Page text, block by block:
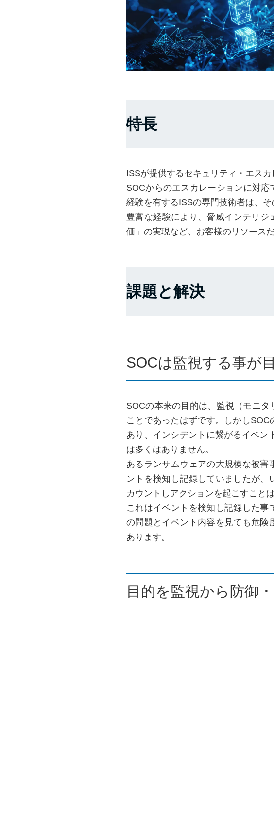
特長
ISSが提供するセキュリティ・エス
SOCからのエスカレーションに対
経験を有するISSの専門技術者は、
豊富な経験により、脅威インテリ
価」の実現など、お客様のリソース
課題と解決
SOCは監視する事が
SOCの本来の目的は、監視（モニ
ことであったはずです。しかし
あり、インシデントに繋がるイベン
は多くはありません。
あるランサムウェアの大規模な被
ントを検知し記録していましたが、
カウントしアクションを起こすこと
これはイベントを検知し記録した
の問題とイベント内容を見ても危険
あります。
目的を監視から防御